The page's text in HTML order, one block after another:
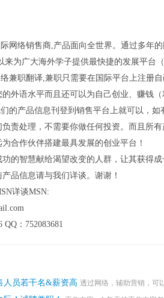
网络销售商,产品面向全世界。通过多年
来为广大海外学子提供最快捷的发展平台
兼职翻译,兼职只需要在国际平台上注册
外语水平而且还可以为自己创业、赚钱（
的产品信息刊登到销售平台上就可以，如
责处理，不需要你做任何投资。而且所有
合作伙伴搭建最具发展的创业平台！
的智慧献给渴望改变的人群，让其获得成
品信息请与我们详谈。谢谢！
详谈MSN:
QQ：752083681
人员若干名&薪资高 透过网络，辅助营销，可